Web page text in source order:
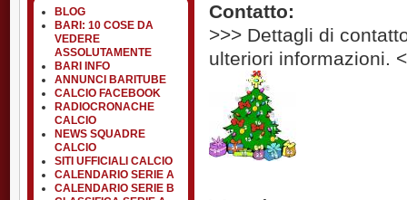
BLOG
BARI: 10 COSE DA
VEDERE
ASSOLUTAMENTE
BARI INFO
ANNUNCI BARITUBE
CALCIO FACEBOOK
RADIOCRONACHE
CALCIO
NEWS SQUADRE
CALCIO
SITI UFFICIALI CALCIO
CALENDARIO SERIE A
CALENDARIO SERIE B
Contatto:
>>> Dettagli di
ulteriori informazioni.